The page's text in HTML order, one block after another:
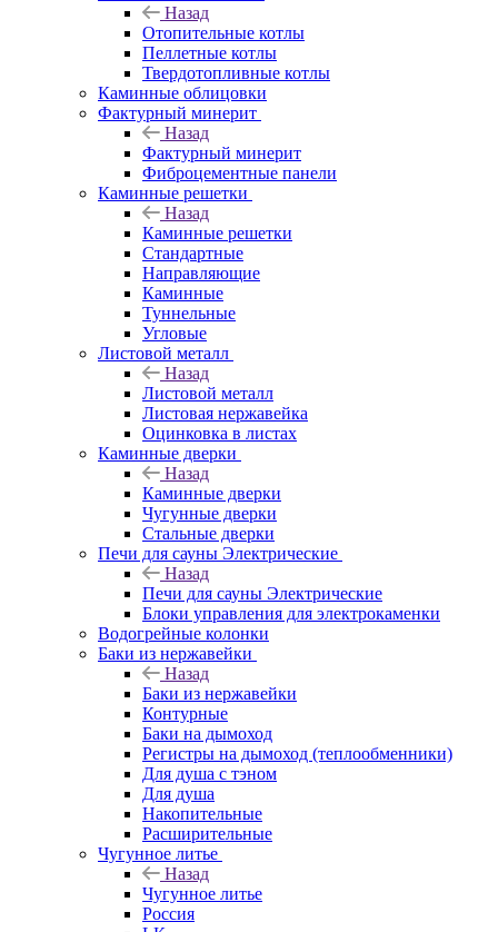
Назад
Отопительные котлы
Пеллетные котлы
Твердотопливные котлы
Каминные облицовки
Фактурный минерит
Назад
Фактурный минерит
Фиброцементные панели
Каминные решетки
Назад
Каминные решетки
Стандартные
Направляющие
Каминные
Туннельные
Угловые
Листовой металл
Назад
Листовой металл
Листовая нержавейка
Оцинковка в листах
Каминные дверки
Назад
Каминные дверки
Чугунные дверки
Стальные дверки
Печи для сауны Электрические
Назад
Печи для сауны Электрические
Блоки управления для электрокаменки
Водогрейные колонки
Баки из нержавейки
Назад
Баки из нержавейки
Контурные
Баки на дымоход
Регистры на дымоход (теплообменники)
Для душа с тэном
Для душа
Накопительные
Расширительные
Чугунное литье
Назад
Чугунное литье
Россия